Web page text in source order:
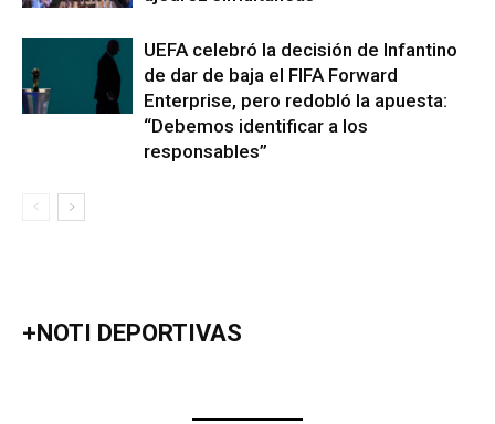
UEFA celebró la decisión de Infantino
de dar de baja el FIFA Forward
Enterprise, pero redobló la apuesta:
“Debemos identificar a los
responsables”
+NOTI DEPORTIVAS